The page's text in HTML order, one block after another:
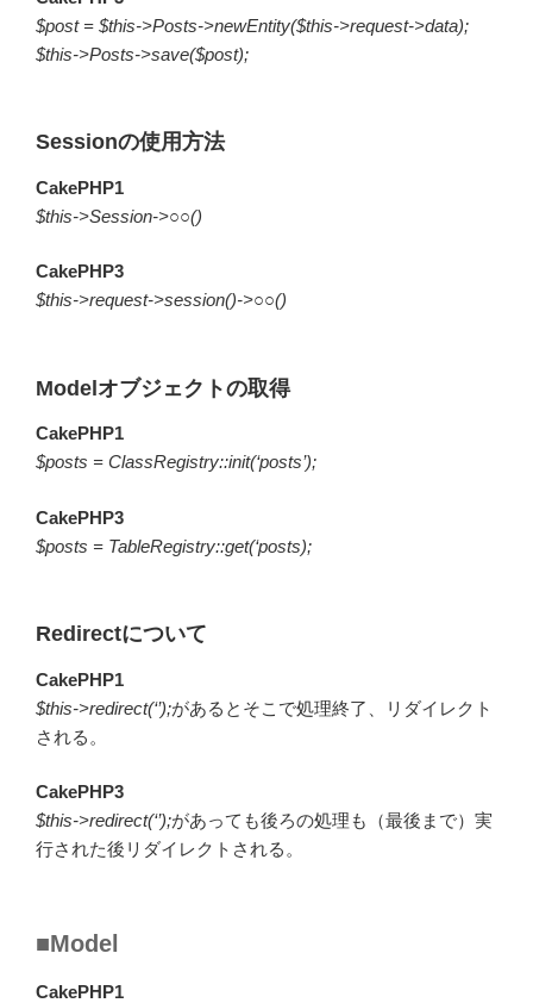
$post = $this->Posts->newEntity($this->request->data);
$this->Posts->save($post);
Sessionの使用方法
CakePHP1
$this->Session->○○()
CakePHP3
$this->request->session()->○○()
Modelオブジェクトの取得
CakePHP1
$posts = ClassRegistry::init(‘posts’);
CakePHP3
$posts = TableRegistry::get(‘posts);
Redirectについて
CakePHP1
$this->redirect(‘’);があるとそこで処理終了、リダイレクト
される。
CakePHP3
$this->redirect(‘’);があっても後ろの処理も（最後まで）実
行された後リダイレクトされる。
■Model
CakePHP1